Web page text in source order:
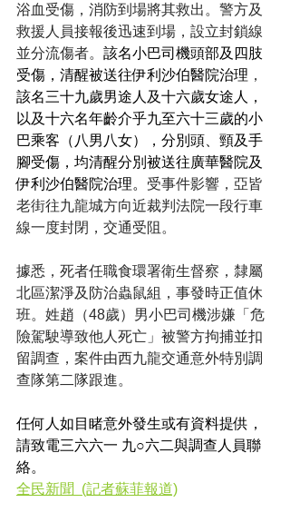
浴血受傷，消防到場將其救出。警方及
救援人員接報後迅速到場，設立封鎖線
並分流傷者。 該名小巴司機頭部及四肢
受傷，清醒被送往伊利沙伯醫院治理 ，
該名三十九歲男途人及十六歲女途人，
以及十六名年齡介乎九至六十三歲的小
巴乘客（八男八女），分別頭、頸及手
腳受傷，均清醒分別被送往廣華醫院及
伊利沙伯醫院治理。 受事件影響，亞皆
老街往九龍城方向近裁判法院一段行車
線一度封閉，交通受阻。
據悉，死者任職食環署衛生督察，隸屬
北區潔淨及防治蟲鼠組，事發時正值休
班。姓趙（48歲）男小巴司機涉嫌「危
險駕駛導致他人死亡」被警方拘捕並扣
留調查，案件由西九龍交通意外特別調
查隊第二隊跟進。
任何人如目睹意外發生或有資料提供，
請致電三六六一 九○六二與調查人員聯
絡。
全民新聞  (記者蘇菲報道)